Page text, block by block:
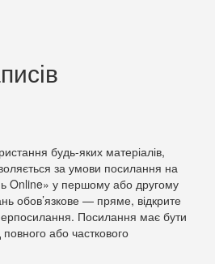
будь-яких матеріалів,
за умови посилання на
Online» у першому або другому
обов’язкове — пряме, відкрите
Посилання має бути
або часткового